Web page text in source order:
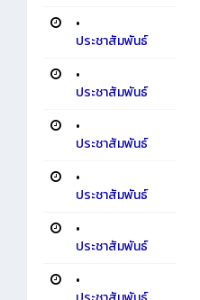
•
ประชาสัมพันธ์
•
ประชาสัมพันธ์
•
ประชาสัมพันธ์
•
ประชาสัมพันธ์
•
ประชาสัมพันธ์
•